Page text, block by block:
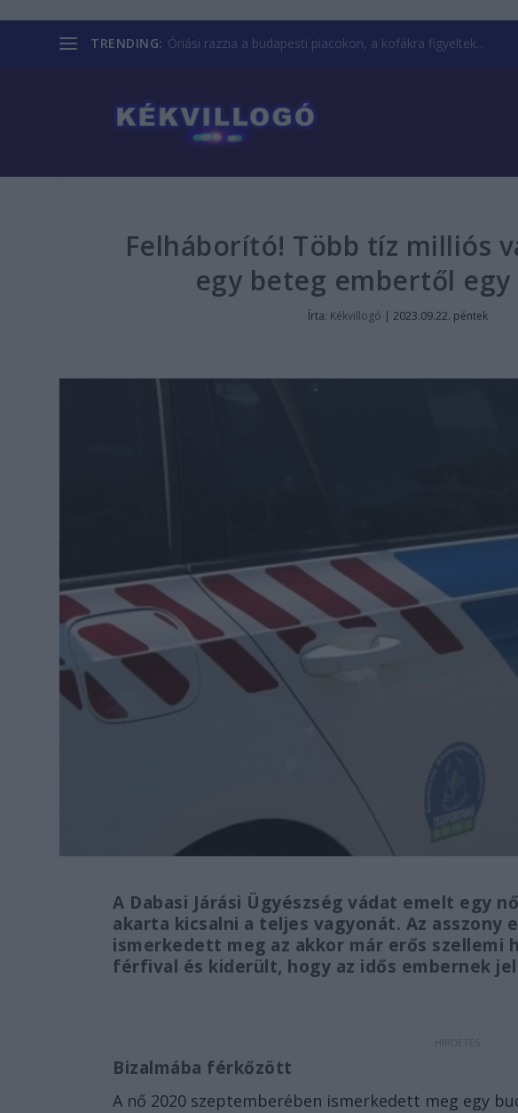
TRENDING: Óriási razzia a budapesti piacokon, a kofákra figyeltek...
Felháborító! Több tíz milliós
egy beteg embertől
Írta: Kékvillogó | 2023.09.22. péntek
A Dabasi Járási Ügyészség vádat emelt egy
akarta kicsalni a teljes vagyonát. Az asszony
ismerkedett meg az akkor már erős szellemi
férfival és kiderült, hogy az idős embernek
Bizalmába férkőzött
A nő 2020 szeptemberében ismerkedett meg egy